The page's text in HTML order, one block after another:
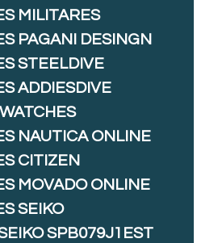
MILITARES
PAGANI DESINGN
STEELDIVE
ADDIESDIVE
NAUTICA ONLINE
CITIZEN
MOVADO ONLINE
SEIKO
SPB079J1EST